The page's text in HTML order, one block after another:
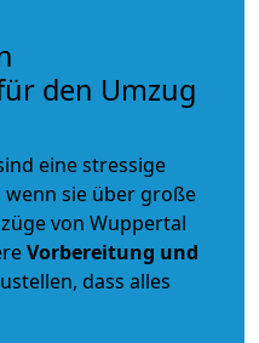
den Umzug
eine stressige
sie über große
von Wuppertal
Vorbereitung und
dass alles